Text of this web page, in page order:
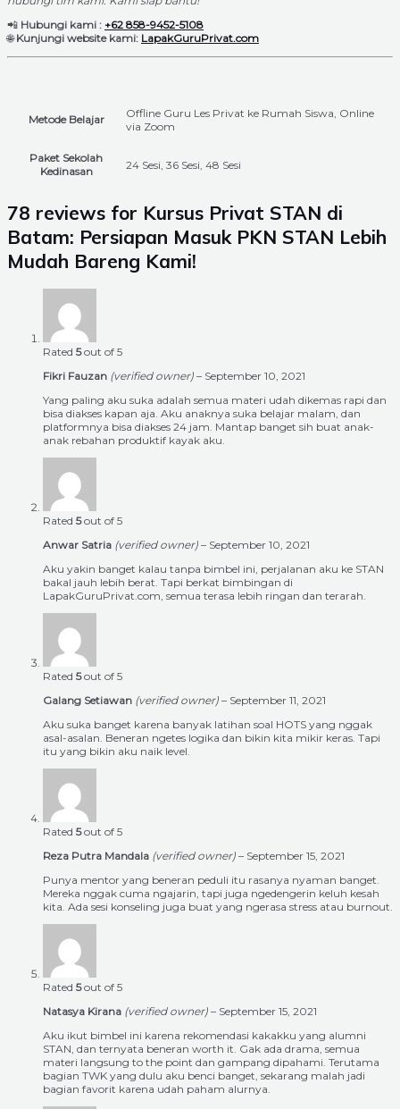
📲 Hubungi kami : +62 858-9452-5108
🌐Kunjungi website kami: LapakGuruPrivat.com
Metode Belajar
Offline Guru Les Privat ke Rumah Siswa, Online
via Zoom
Paket Sekolah
Kedinasan
24 Sesi, 36 Sesi, 48 Sesi
78 reviews for Kursus Privat STAN di
Batam: Persiapan Masuk PKN STAN Lebih
Mudah Bareng Kami!
Rated 5out of 5
Fikri Fauzan (verified owner) – September 10, 2021
Yang paling aku suka adalah semua materi udah dikemas rapi dan
bisa diakses kapan aja. Aku anaknya suka belajar malam, dan
platformnya bisa diakses 24 jam. Mantap banget sih buat anak-
anak rebahan produktif kayak aku.
Rated 5out of 5
Anwar Satria (verified owner) – September 10, 2021
Aku yakin banget kalau tanpa bimbel ini, perjalanan aku ke STAN
bakal jauh lebih berat. Tapi berkat bimbingan di
LapakGuruPrivat.com, semua terasa lebih ringan dan terarah.
Rated 5out of 5
Galang Setiawan (verified owner) – September 11, 2021
Aku suka banget karena banyak latihan soal HOTS yang nggak
asal-asalan. Beneran ngetes logika dan bikin kita mikir keras. Tapi
itu yang bikin aku naik level.
Rated 5out of 5
Reza Putra Mandala (verified owner) – September 15, 2021
Punya mentor yang beneran peduli itu rasanya nyaman banget.
Mereka nggak cuma ngajarin, tapi juga ngedengerin keluh kesah
kita. Ada sesi konseling juga buat yang ngerasa stress atau burnout.
Rated 5out of 5
Natasya Kirana (verified owner) – September 15, 2021
Aku ikut bimbel ini karena rekomendasi kakakku yang alumni
STAN, dan ternyata beneran worth it. Gak ada drama, semua
materi langsung to the point dan gampang dipahami. Terutama
bagian TWK yang dulu aku benci banget, sekarang malah jadi
bagian favorit karena udah paham alurnya.